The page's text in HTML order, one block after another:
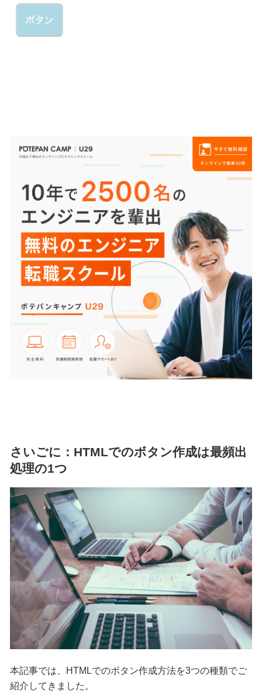
さいごに：HTMLでのボタン作成は最頻出
処理の1つ
本記事では、HTMLでのボタン作成方法を3つの種類でご
紹介してきました。